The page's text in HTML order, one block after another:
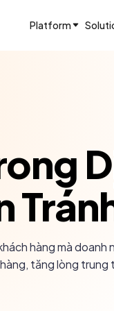
Platform
hàng mà
tăng lòng trung